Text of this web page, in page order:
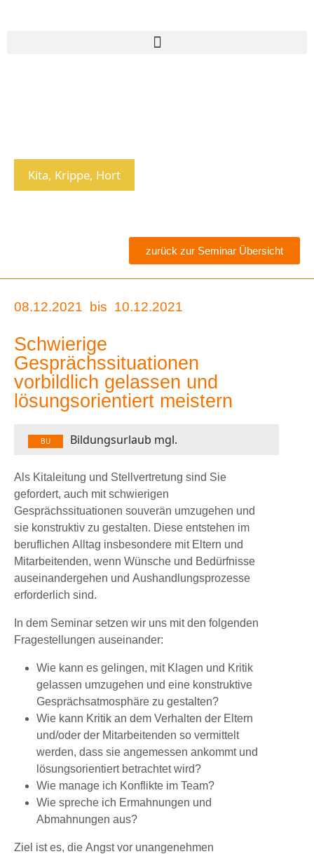
Kita, Krippe, Hort
zurück zur Seminar Übersicht
08.12.2021 bis 10.12.2021
Schwierige
Gesprächssituationen
vorbildlich gelassen und
lösungsorientiert meistern
BU Bildungsurlaub mgl.
Als Kitaleitung und Stellvertretung sind Sie
gefordert, auch mit schwierigen
Gesprächssituationen souverän umzugehen und
sie konstruktiv zu gestalten. Diese entstehen im
beruflichen Alltag insbesondere mit Eltern und
Mitarbeitenden, wenn Wünsche und Bedürfnisse
auseinandergehen und Aushandlungsprozesse
erforderlich sind.
In dem Seminar setzen wir uns mit den folgenden
Fragestellungen auseinander:
Wie kann es gelingen, mit Klagen und Kritik
gelassen umzugehen und eine konstruktive
Gesprächsatmosphäre zu gestalten?
Wie kann Kritik an dem Verhalten der Eltern
und/oder der Mitarbeitenden so vermittelt
werden, dass sie angemessen ankommt und
lösungsorientiert betrachtet wird?
Wie manage ich Konflikte im Team?
Wie spreche ich Ermahnungen und
Abmahnungen aus?
Ziel ist es, die Angst vor unangenehmen